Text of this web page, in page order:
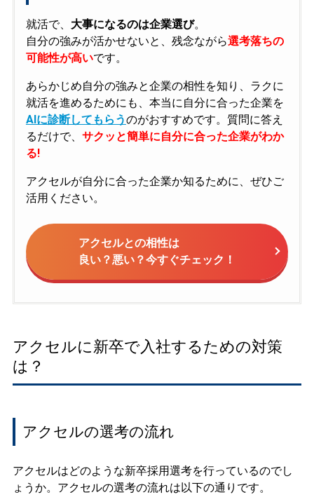
就活で、 大事になるのは企業選び。
自分の強みが活かせないと、残念ながら選考落ちの
可能性が高いです。
あらかじめ自分の強みと企業の相性を知り、ラクに
就活を進めるためにも、本当に自分に合った企業を
AIに診断してもらうのがおすすめです。質問に答え
るだけで、 サクッと簡単に自分に合った企業がわか
る!
アクセルが自分に合った企業か知るために、ぜひご
活用ください。
アクセルとの相性は
良い？悪い？今すぐチェック！
アクセルに新卒で入社するための対策
は？
アクセルの選考の流れ
アクセルはどのような新卒採用選考を行っているのでし
ょうか。アクセルの選考の流れは以下の通りです。